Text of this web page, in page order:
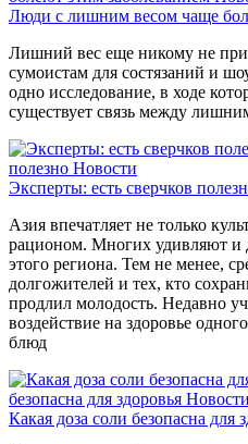
Люди с лишним весом чаще
Лишний вес еще никому не
сумоистам для состязаний и
одно исследование, в ходе
существует связь между
полезно Новости
Эксперты: есть сверчков
Азия впечатляет не только
рационом. Многих удивляют и
этого региона. Тем не менее,
долгожителей и тех, кто
продлил молодость. Недавно
воздействие на здоровье
блюд
безопасна для здоровья Новости
Какая доза соли безопасна для